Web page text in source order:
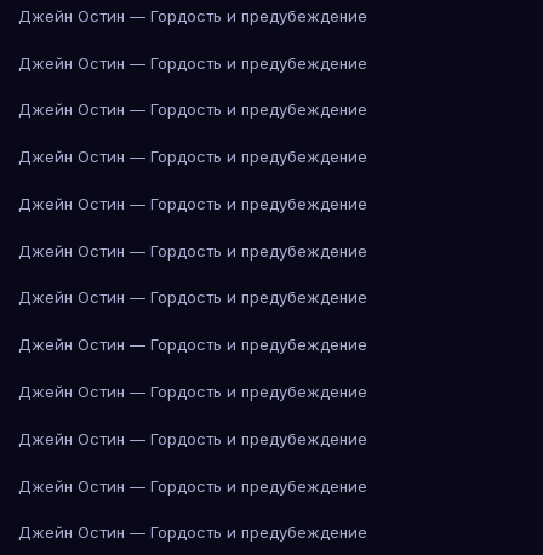
Джейн Остин — Гордость и предубеждение
Джейн Остин — Гордость и предубеждение
Джейн Остин — Гордость и предубеждение
Джейн Остин — Гордость и предубеждение
Джейн Остин — Гордость и предубеждение
Джейн Остин — Гордость и предубеждение
Джейн Остин — Гордость и предубеждение
Джейн Остин — Гордость и предубеждение
Джейн Остин — Гордость и предубеждение
Джейн Остин — Гордость и предубеждение
Джейн Остин — Гордость и предубеждение
Джейн Остин — Гордость и предубеждение